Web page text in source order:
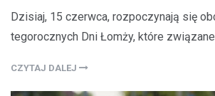
Dzisiaj, 15 czerwca, rozpoczynają się
tegorocznych Dni Łomży, które
CZYTAJ DALEJ